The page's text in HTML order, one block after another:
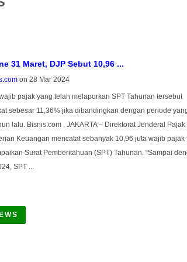
31 Maret, DJP Sebut 10,96 ...
on 28 Mar 2024
pajak yang telah melaporkan SPT Tahunan tersebut
sebesar 11,36% jika dibandingkan dengan periode
lalu. Bisnis.com , JAKARTA – Direktorat Jenderal Pajak
Keuangan mencatat sebanyak 10,96 juta wajib pajak
Surat Pemberitahuan (SPT) Tahunan. “Sampai
SPT ...